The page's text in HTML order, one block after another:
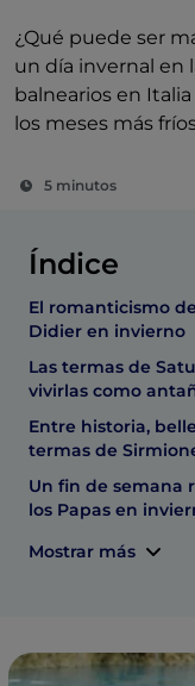
¿Qué puede ser
un día invernal en
balnearios en
los meses más
5 minutos
Índice
El romanticismo
Didier en invierno
Las termas de
vivirlas como
Entre historia,
termas de
Un fin de semana
los Papas en
Mostrar más